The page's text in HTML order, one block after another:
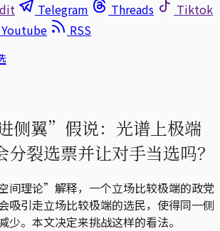
Telegram Threads
Tiktok
Youtube
RSS
侧翼”假说：光谱上极端
分裂选票并让对手当选吗？
间理论”解释，一个立场比较极端的政党
吸引走立场比较极端的选民，使得同一侧
少。本文决定来挑战这样的看法。